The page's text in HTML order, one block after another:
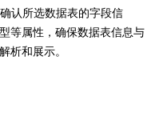
认所选数据表的字段信
等属性，确保数据表信息与
析和展示。